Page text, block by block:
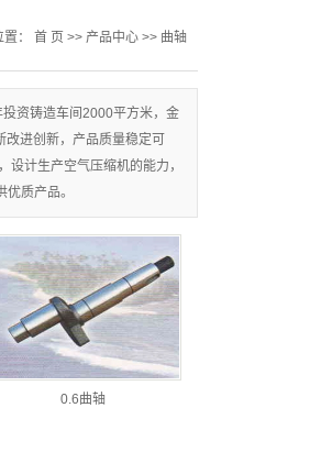
： 首 页 >> 产品中心 >> 曲轴
资铸造车间2000平方米，金
进创新，产品质量稳定可
计生产空气压缩机的能力，
质产品。
0.6曲轴